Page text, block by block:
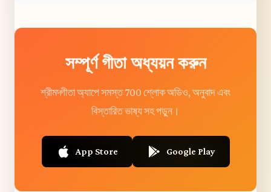
সম্পূর্ণ গীতা অধ্যয়ন করুন
শ্রীমদ্গীতা অ্যাপে সমস্ত 700 শ্লোক অডিও, অনুবাদ এবং
বিস্তারিত ভাষ্য সহ পড়ুন।
App Store Google Play